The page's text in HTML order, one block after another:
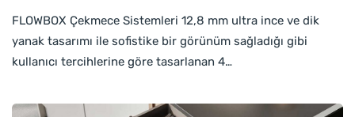
FLOWBOX Çekmece Sistemleri 12,8 mm ultra ince ve dik
yanak tasarımı ile sofistike bir görünüm sağladığı gibi
kullanıcı tercihlerine göre tasarlanan 4…